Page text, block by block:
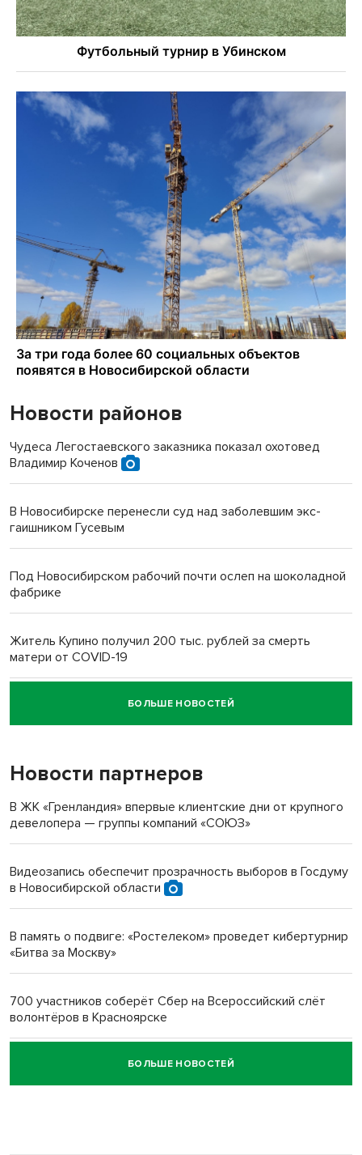
Новости районов
Чудеса Легостаевского заказника показал охотовед
Владимир Коченов
В Новосибирске перенесли суд над заболевшим экс-
гаишником Гусевым
Под Новосибирском рабочий почти ослеп на шоколадной
фабрике
Житель Купино получил 200 тыс. рублей за смерть
матери от COVID-19
Новосибирский суд наказал водителя за смерть
пенсионерки на вокзале
«Мы живём на пастбище!»: в новосибирском селе лошади
терроризируют жителей
Новосибирский преподаватель с женой вошли в топ-16
БОЛЬШЕ НОВОСТЕЙ
Новости партнеров
В ЖК «Гренландия» впервые клиентские дни от крупного
девелопера — группы компаний «СОЮЗ»
Видеозапись обеспечит прозрачность выборов в Госдуму
в Новосибирской области
В память о подвиге: «Ростелеком» проведет кибертурнир
«Битва за Москву»
700 участников соберёт Сбер на Всероссийский слёт
волонтёров в Красноярске
Честный выбор: видеонаблюдение обеспечит
объективность результатов ЕДГ в Новосибирской
БОЛЬШЕ НОВОСТЕЙ